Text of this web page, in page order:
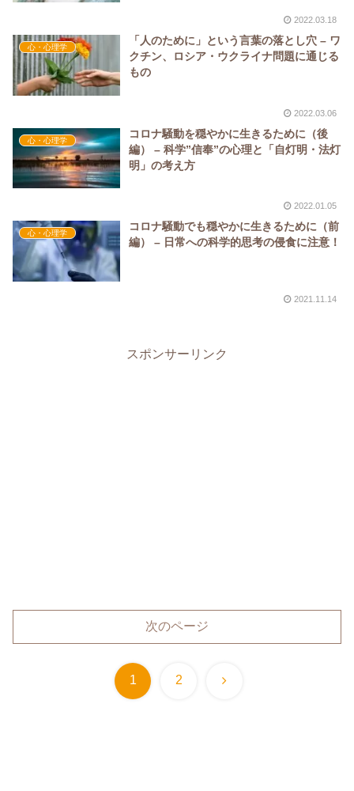
2022.03.18
心・心理学
「人のために」という言葉の落とし穴 – ワ
クチン、ロシア・ウクライナ問題に通じる
もの
2022.03.06
心・心理学
コロナ騒動を穏やかに生きるために（後
編） – 科学”信奉”の心理と「自灯明・法灯
明」の考え方
2022.01.05
心・心理学
コロナ騒動でも穏やかに生きるために（前
編） – 日常への科学的思考の侵食に注意！
2021.11.14
スポンサーリンク
次のページ
1 2 次